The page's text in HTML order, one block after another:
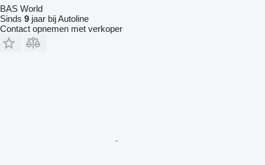
BAS World
Sinds 9 jaar bij Autoline
Contact opnemen met verkoper